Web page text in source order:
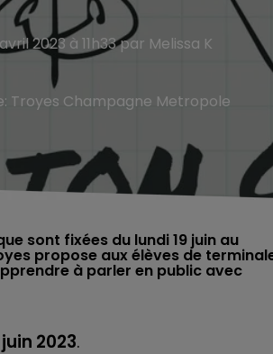
2023 à 11h33 par Melissa K
Troyes Champagne Metropole
sont fixées du lundi 19 juin au
propose aux élèves de
à parler en public avec
2023.